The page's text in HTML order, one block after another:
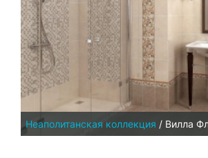
Неаполитанская коллекция / Вилла